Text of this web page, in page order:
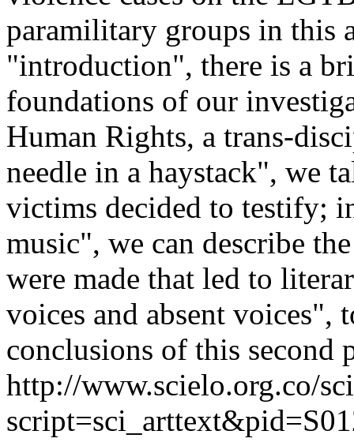
paramilitary groups in this
"introduction", there is a
foundations of our
Human Rights, a trans-
needle in a haystack", we
victims decided to testify;
music", we can describe
were made that led to
voices and absent
conclusions of this second
http://www.scielo.org.co/